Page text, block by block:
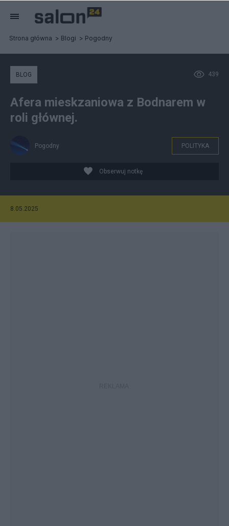
Strona główna Blogi Pogodny
439
BLOG
Afera mieskzaniowa z Bodnarem w
roli głównej.
Pogodny POLITYKA
Obserwuj notkę
8.05.2025